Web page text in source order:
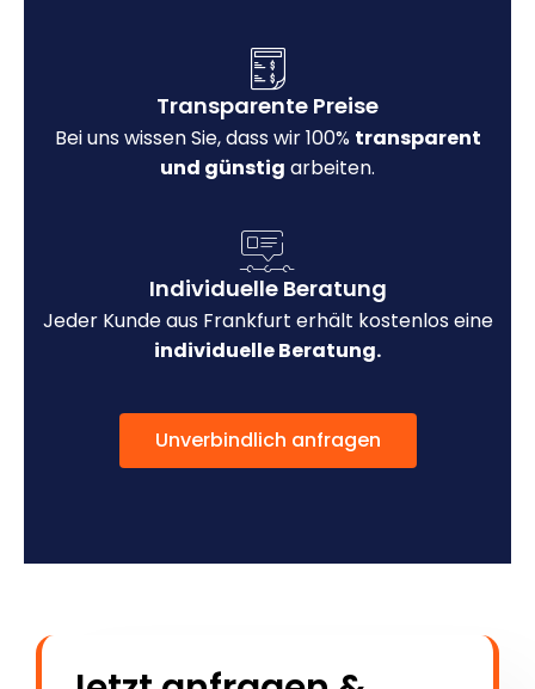
Transparente Preise
Bei uns wissen Sie, dass wir 100% transparent
und günstig arbeiten.
Individuelle Beratung
Jeder Kunde aus Frankfurt erhält kostenlos eine
individuelle Beratung.
Unverbindlich anfragen